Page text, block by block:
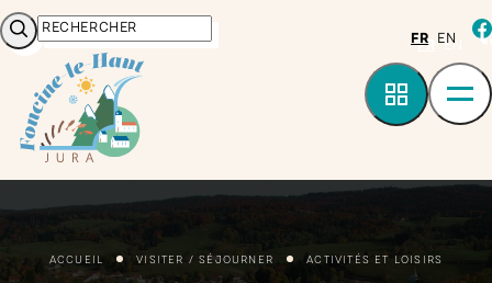
Rechercher FR EN
ACCUEIL VISITER / SÉJOURNER ACTIVITÉS ET LOISIRS
Panneau de gestion des cookies